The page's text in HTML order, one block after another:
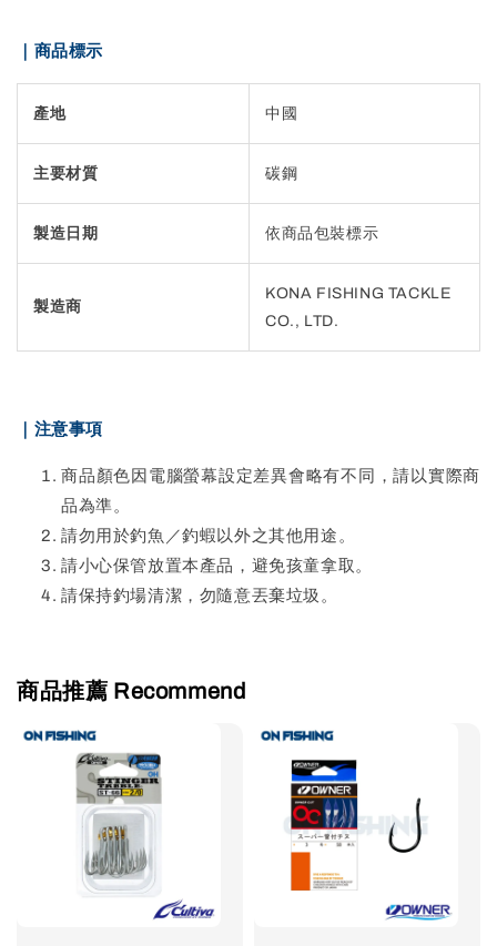
｜商品標示
產地 中國
主要材質 碳鋼
製造日期 依商品包裝標示
製造商
KONA FISHING TACKLE
CO., LTD.
｜注意事項
商品顏色因電腦螢幕設定差異會略有不同，請以實際商
品為準。
請勿用於釣魚／釣蝦以外之其他用途。
請小心保管放置本產品，避免孩童拿取。
請保持釣場清潔，勿隨意丟棄垃圾。
商品推薦 Recommend